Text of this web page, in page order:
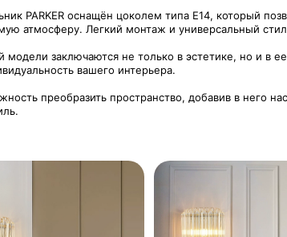
PARKER оснащён цоколем типа E14, который
атмосферу. Легкий монтаж и универсальный
модели заключаются не только в эстетике, но и в
вашего интерьера.
преобразить пространство, добавив в него